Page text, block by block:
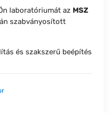
laboratóriumát az MSZ
szabványosított
és szakszerű beépítés